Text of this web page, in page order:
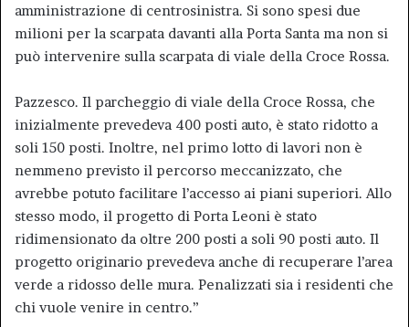
amministrazione di centrosinistra. Si sono spesi due
milioni per la scarpata davanti alla Porta Santa ma non si
può intervenire sulla scarpata di viale della Croce Rossa.
Pazzesco. Il parcheggio di viale della Croce Rossa, che
inizialmente prevedeva 400 posti auto, è stato ridotto a
soli 150 posti. Inoltre, nel primo lotto di lavori non è
nemmeno previsto il percorso meccanizzato, che
avrebbe potuto facilitare l’accesso ai piani superiori. Allo
stesso modo, il progetto di Porta Leoni è stato
ridimensionato da oltre 200 posti a soli 90 posti auto. Il
progetto originario prevedeva anche di recuperare l’area
verde a ridosso delle mura. Penalizzati sia i residenti che
chi vuole venire in centro.”